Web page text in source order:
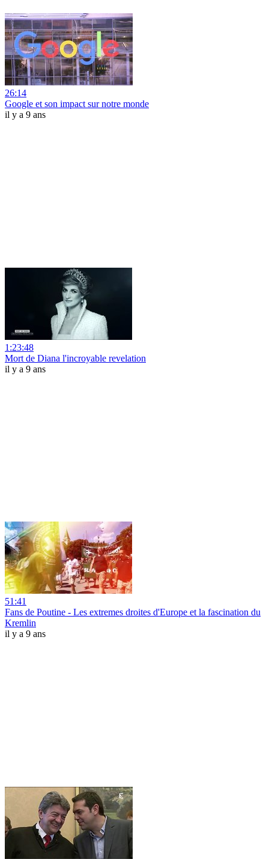
26:14
Google et son impact sur notre monde
il y a 9 ans
1:23:48
Mort de Diana l'incroyable revelation
il y a 9 ans
51:41
Fans de Poutine - Les extremes droites d'Europe et la fascination du
Kremlin
il y a 9 ans